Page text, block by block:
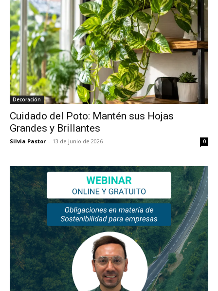
Decoración
Cuidado del Poto: Mantén sus Hojas
Grandes y Brillantes
Silvia Pastor - 13 de junio de 2026 0